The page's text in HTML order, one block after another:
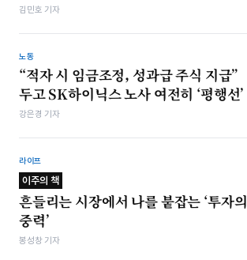
김민호 기자
노동
“적자 시 임금조정, 성과급 주식 지급”
두고 SK하이닉스 노사 여전히 ‘평행선’
강은경 기자
라이프
이주의 책
흔들리는 시장에서 나를 붙잡는 ‘투자의
중력’
봉성창 기자